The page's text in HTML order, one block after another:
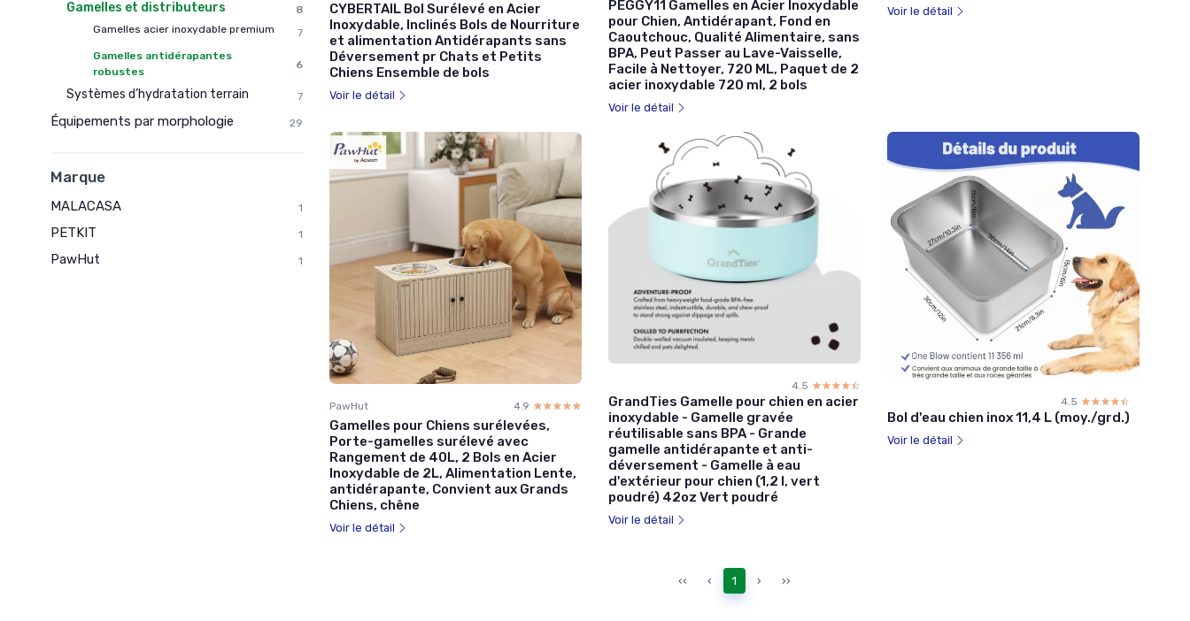
Gamelles et distributeurs
8
Gamelles acier inoxydable premium
7
Gamelles antidérapantes
robustes
6
Systèmes d’hydratation terrain 7
Équipements par morphologie 29
Marque
MALACASA 1
PETKIT 1
PawHut 1
CYBERTAIL Bol Surélevé en Acier
Inoxydable, Inclinés Bols de Nourriture
et alimentation Antidérapants sans
Déversement pr Chats et Petits
Chiens Ensemble de bols
Voir le détail
PEGGY11 Gamelles en Acier Inoxydable
pour Chien, Antidérapant, Fond en
Caoutchouc, Qualité Alimentaire, sans
BPA, Peut Passer au Lave-Vaisselle,
Facile à Nettoyer, 720 ML, Paquet de 2
acier inoxydable 720 ml, 2 bols
Voir le détail
Voir le détail
PawHut 4.9 ☆☆☆☆☆
★★★★★
Gamelles pour Chiens surélevées,
Porte-gamelles surélevé avec
Rangement de 40L, 2 Bols en Acier
Inoxydable de 2L, Alimentation Lente,
antidérapante, Convient aux Grands
Chiens, chêne
Voir le détail
4.5 ☆☆☆☆☆
★★★★★
GrandTies Gamelle pour chien en acier
inoxydable - Gamelle gravée
réutilisable sans BPA - Grande
gamelle antidérapante et anti-
déversement - Gamelle à eau
d'extérieur pour chien (1,2 l, vert
poudré) 42oz Vert poudré
Voir le détail
4.5 ☆☆☆☆☆
★★★★★
Bol d'eau chien inox 11,4 L (moy./grd.)
Voir le détail
‹‹ ‹ 1 › ››